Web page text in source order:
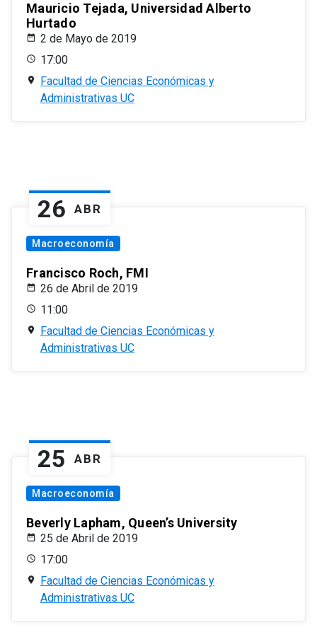
Mauricio Tejada, Universidad Alberto
Hurtado
2 de Mayo de 2019
17:00
Facultad de Ciencias Económicas y
Administrativas UC
26 ABR
Macroeconomía
Francisco Roch, FMI
26 de Abril de 2019
11:00
Facultad de Ciencias Económicas y
Administrativas UC
25 ABR
Macroeconomía
Beverly Lapham, Queen’s University
25 de Abril de 2019
17:00
Facultad de Ciencias Económicas y
Administrativas UC